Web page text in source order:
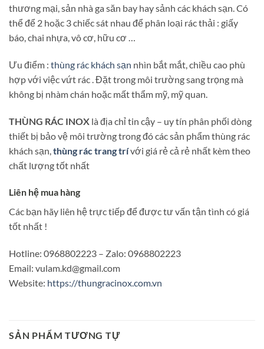
thương mại, sản nhà ga săn bay hay sảnh các khách sạn. Có
thể để 2 hoặc 3 chiếc sát nhau để phân loại rác thải : giấy
báo, chai nhựa, vô cơ, hữu cơ …
Ưu điểm : thùng rác khách sạn nhìn bắt mắt, chiều cao phù
hợp với việc vứt rác . Đặt trong môi trường sang trọng mà
không bị nhàm chán hoặc mất thẩm mỹ, mỹ quan.
THÙNG RÁC INOX là địa chỉ tin cậy – uy tín phân phối dòng
thiết bị bảo vệ môi trường trong đó các sản phẩm thùng rác
khách sạn, thùng rác trang trívới giá rẻ cả rẻ nhất kèm theo
chất lượng tốt nhất
Liên hệ mua hàng
Các bạn hãy liên hệ trực tiếp để được tư vấn tận tình có giá
tốt nhất !
Hotline: 0968802223 – Zalo: 0968802223
Email: vulam.kd@gmail.com
Website: https://thungracinox.com.vn
SẢN PHẨM TƯƠNG TỰ